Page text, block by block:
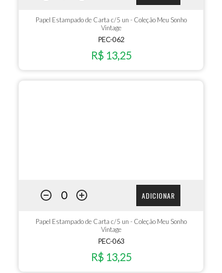
Papel Estampado de Carta c/5 un - Coleção Meu Sonho
Vintage
PEC-062
R$ 13,25
ADICIONAR
Papel Estampado de Carta c/5 un - Coleção Meu Sonho
Vintage
PEC-063
R$ 13,25